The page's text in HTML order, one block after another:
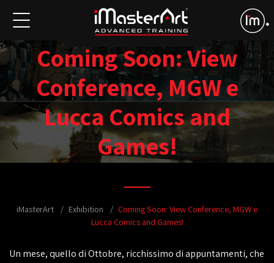
Coming Soon: View
Conference, MGW e
Lucca Comics and
Games!
iMasterArt Exhibition
Coming Soon: View Conference, MGW e
Lucca Comics and Games!
Un mese, quello di Ottobre, ricchissimo di appuntamenti, che